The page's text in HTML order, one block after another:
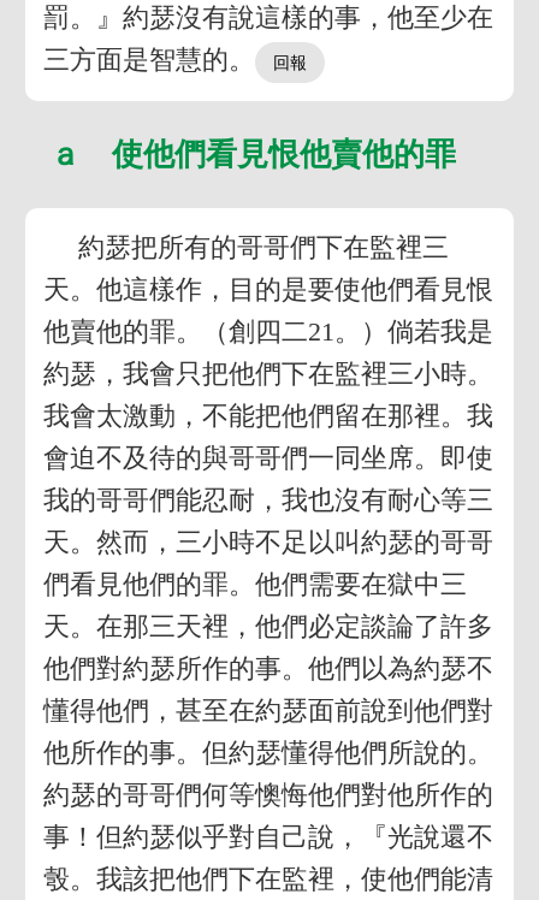
罰。』約瑟沒有說這樣的事，他至少在
三方面是智慧的。
ａ 使他們看見恨他賣他的罪
約瑟把所有的哥哥們下在監裡三
天。他這樣作，目的是要使他們看見恨
他賣他的罪。（創四二21。）倘若我是
約瑟，我會只把他們下在監裡三小時。
我會太激動，不能把他們留在那裡。我
會迫不及待的與哥哥們一同坐席。即使
我的哥哥們能忍耐，我也沒有耐心等三
天。然而，三小時不足以叫約瑟的哥哥
們看見他們的罪。他們需要在獄中三
天。在那三天裡，他們必定談論了許多
他們對約瑟所作的事。他們以為約瑟不
懂得他們，甚至在約瑟面前說到他們對
他所作的事。但約瑟懂得他們所說的。
約瑟的哥哥們何等懊悔他們對他所作的
事！但約瑟似乎對自己說，『光說還不
彀。我該把他們下在監裡，使他們能清